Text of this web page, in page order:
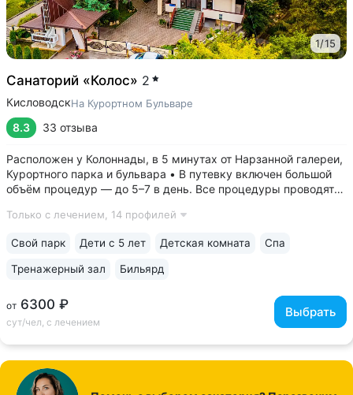
1/15
Санаторий «Колос» 2
КисловодскНа Курортном Бульваре
8.3 33 отзыва
Расположен у Колоннады, в 5 минутах от Нарзанной галереи,
Курортного парка и бульвара • В путевку включен большой
объём процедур — до 5–7 в день. Все процедуры проводятся
номера «Люкс» и «Апартаменты» • Камерный санаторий
Только с лечением, 14 профилей
от 6300 ₽
сут/чел, с лечением
Выбрать
Свой парк Дети с 5 лет Детская комната Спа
Тренажерный зал Бильярд